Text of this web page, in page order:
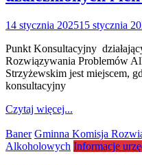
14 stycznia 202515 stycznia
Punkt Konsultacyjny
Rozwiązywania Problemów
Strzyżewskim jest miejscem,
konsultacyjny
Czytaj więcej...
Baner Gminna Komisja
Alkoholowych Informacje